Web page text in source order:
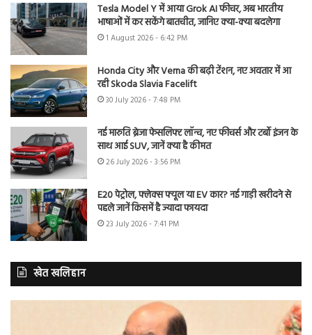
Tesla Model Y में आया Grok AI फीचर, अब भारतीय
भाषाओं में कर सकेंगे बातचीत, जानिए क्या-क्या बदलेगा
1 August 2026 - 6:42 PM
Honda City और Verna की बढ़ी टेंशन, नए अवतार में आ
रही Skoda Slavia Facelift
30 July 2026 - 7:48 PM
नई मारुति ब्रेजा फेसलिफ्ट लॉन्च, नए फीचर्स और टर्बो इंजन के
साथ आई SUV, जानें क्या है कीमत
26 July 2026 - 3:56 PM
E20 पेट्रोल, फ्लेक्स फ्यूल या EV कार? नई गाड़ी खरीदने से
पहले जानें किसमें है ज्यादा फायदा
23 July 2026 - 7:41 PM
खेत खलिहान